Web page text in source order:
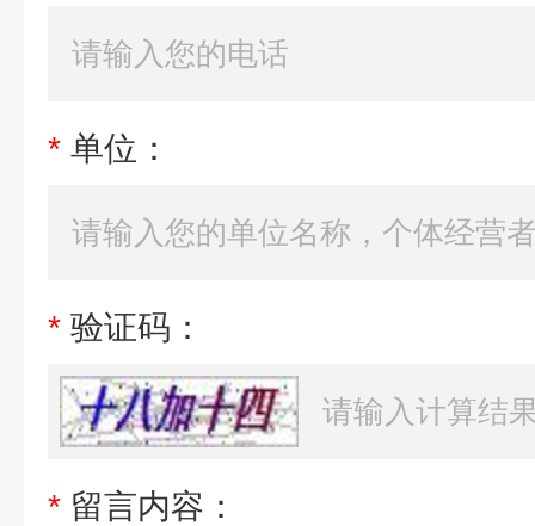
* 单位：
* 验证码：
* 留言内容：